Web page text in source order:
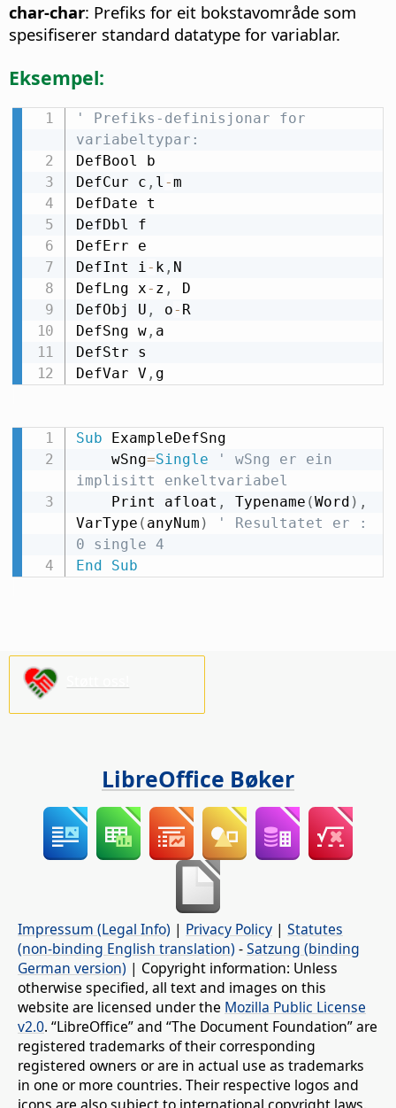
char-char: Prefiks for eit bokstavområde som
spesifiserer standard datatype for variablar.
Eksempel:
' Prefiks-definisjonar for
variabeltypar:
DefBool b
DefCur c , l -m
DefDate t
DefDbl f
DefErr e
DefInt i - k , N
DefLng x- z ,
D
DefObj U , o- R
DefSng w, a
DefStr s
DefVar V , g
Sub ExampleDefSng
    wSng
=Single
' wSng er ein
implisitt enkeltvariabel
    Print afloat
, Typename (Word ) ,
VarType ( anyNum )
' Resultatet er :
0 single 4
End
Sub
LibreOffice Bøker
Impressum (Legal Info) | Privacy Policy | Statutes
(non-binding English translation) -Satzung (binding
German version) | Copyright information: Unless
otherwise specified, all text and images on this
website are licensed under the Mozilla Public License
v2.0. “LibreOffice” and “The Document Foundation” are
registered trademarks of their corresponding
registered owners or are in actual use as trademarks
in one or more countries. Their respective logos and